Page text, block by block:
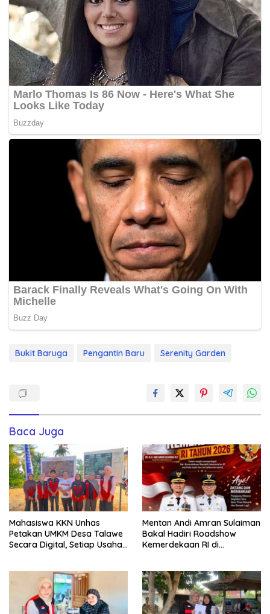
Bukit Baruga Pengantin Baru Serenity Garden
Baca Juga
Mahasiswa KKN Unhas
Petakan UMKM Desa Talawe
Secara Digital, Setiap Usaha
Mentan Andi Amran Sulaiman
Bakal Hadiri Roadshow
Kemerdekaan RI di
Dibagikan